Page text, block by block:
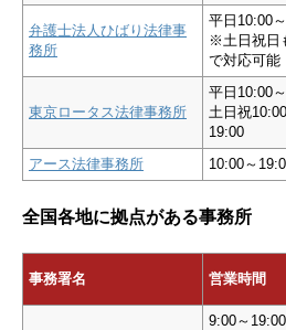
弁護士法人ひばり法律事
務所
平日10:00
※土日祝日
で対応可能
東京ロータス法律事務所
平日10:00
土日祝
19:00
アース法律事務所 10:00～
全国各地に拠点がある事務所
事務署名 営業時間
9:00～19:00